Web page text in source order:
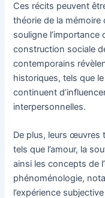
Ces récits peuvent
théorie de la
souligne l’importance
construction sociale
contemporains
historiques, tels que
continuent
interpersonnelles.
De plus, leurs œuvres
tels que l’amour, la
ainsi les concepts de
phénoménologie,
l’expérience